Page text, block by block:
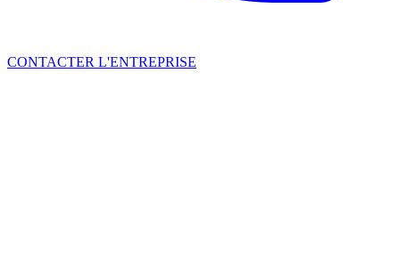
CONTACTER L'ENTREPRISE